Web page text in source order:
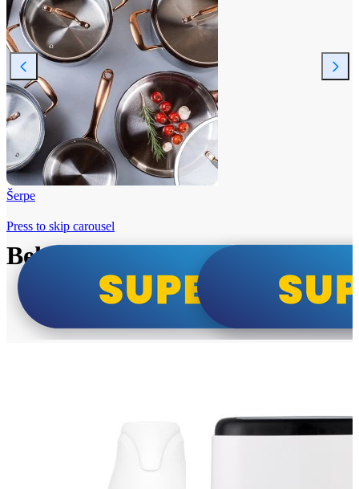
Šerpe
Beko i Tesla super cene
Press to skip carousel